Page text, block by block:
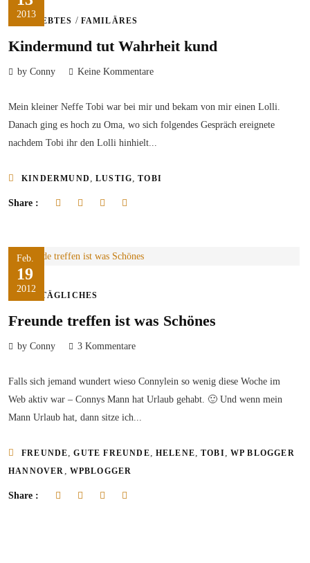
2013
ERLEBTES / FAMILÄRES
Kindermund tut Wahrheit kund
by Conny Keine Kommentare
Mein kleiner Neffe Tobi war bei mir und bekam von mir einen Lolli.
Danach ging es hoch zu Oma, wo sich folgendes Gespräch ereignete
nachdem Tobi ihr den Lolli hinhielt...
KINDERMUND , LUSTIG,TOBI
Share :
Feb.
19
2012
ALLTÄGLICHES
Freunde treffen ist was Schönes
by Conny 3 Kommentare
Falls sich jemand wundert wieso Connylein so wenig diese Woche im
Web aktiv war – Connys Mann hat Urlaub gehabt. 🙂 Und wenn mein
Mann Urlaub hat, dann sitze ich...
FREUNDE,GUTE FREUNDE, HELENE,TOBI, WP BLOGGER
HANNOVER , WPBLOGGER
Share :